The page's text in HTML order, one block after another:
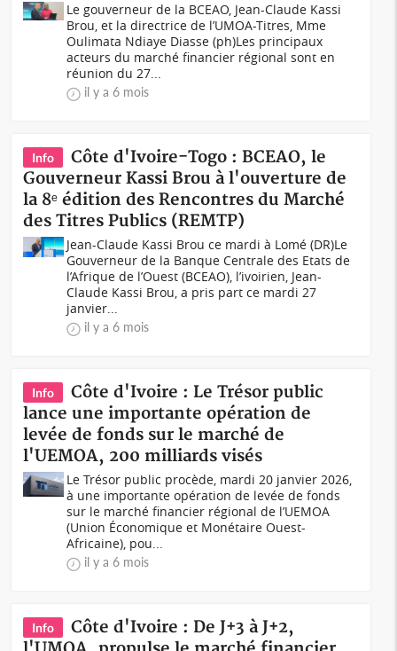
Le gouverneur de la BCEAO, Jean-Claude Kassi
Brou, et la directrice de l’UMOA-Titres, Mme
Oulimata Ndiaye Diasse (ph)Les principaux
acteurs du marché financier régional sont en
réunion du 27...
il y a 6 mois
Info
Côte d'Ivoire-Togo : BCEAO, le
Gouverneur Kassi Brou à l'ouverture de
la 8ᵉ édition des Rencontres du Marché
des Titres Publics (REMTP)
Jean-Claude Kassi Brou ce mardi à Lomé (DR)Le
Gouverneur de la Banque Centrale des Etats de
l’Afrique de l’Ouest (BCEAO), l’ivoirien, Jean-
Claude Kassi Brou, a pris part ce mardi 27
janvier...
il y a 6 mois
Info
Côte d'Ivoire : Le Trésor public
lance une importante opération de
levée de fonds sur le marché de
l'UEMOA, 200 milliards visés
Le Trésor public procède, mardi 20 janvier 2026,
à une importante opération de levée de fonds
sur le marché financier régional de l’UEMOA
(Union Économique et Monétaire Ouest-
Africaine), pou...
il y a 6 mois
Info
Côte d'Ivoire : De J+3 à J+2,